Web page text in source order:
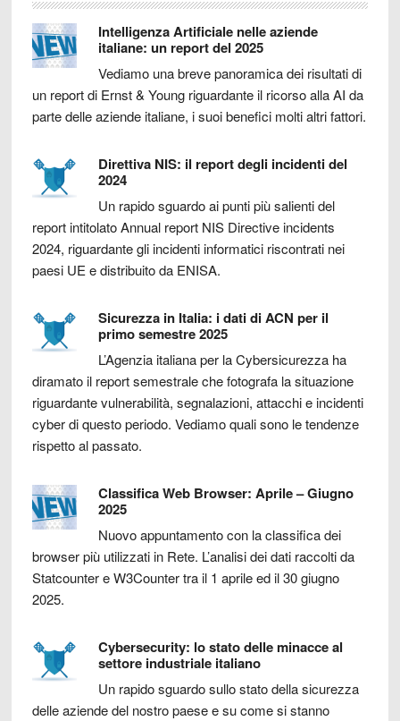
Intelligenza Artificiale nelle aziende
italiane: un report del 2025
Vediamo una breve panoramica dei risultati di
un report di Ernst & Young riguardante il ricorso alla AI da
parte delle aziende italiane, i suoi benefici molti altri fattori.
Direttiva NIS: il report degli incidenti del
2024
Un rapido sguardo ai punti più salienti del
report intitolato Annual report NIS Directive incidents
2024, riguardante gli incidenti informatici riscontrati nei
paesi UE e distribuito da ENISA.
Sicurezza in Italia: i dati di ACN per il
primo semestre 2025
L’Agenzia italiana per la Cybersicurezza ha
diramato il report semestrale che fotografa la situazione
riguardante vulnerabilità, segnalazioni, attacchi e incidenti
cyber di questo periodo. Vediamo quali sono le tendenze
rispetto al passato.
Classifica Web Browser: Aprile – Giugno
2025
Nuovo appuntamento con la classifica dei
browser più utilizzati in Rete. L’analisi dei dati raccolti da
Statcounter e W3Counter tra il 1 aprile ed il 30 giugno
2025.
Cybersecurity: lo stato delle minacce al
settore industriale italiano
Un rapido sguardo sullo stato della sicurezza
delle aziende del nostro paese e su come si stanno